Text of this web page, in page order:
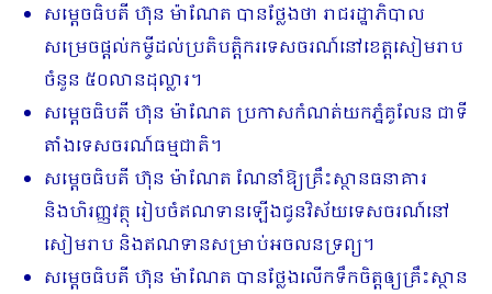
សម្តេចធិបតី ហ៊ុន ម៉ាណែត បានថ្លែងថា រាជរដ្ឋាភិបាល
សម្រេចផ្តល់កម្ចីដល់ប្រតិបត្តិករទេសចរណ៍នៅខេត្តសៀមរាប
ចំនួន ៥០លានដុល្លារ។
សម្តេចធិបតី ហ៊ុន ម៉ាណែត ប្រកាសកំណត់យកភ្នំគូលែន ជាទី
តាំងទេសចរណ៍ធម្មជាតិ។
សម្តេចធិបតី ហ៊ុន ម៉ាណែត ណែនាំឱ្យគ្រឹះស្ថានធនាគារ
និងហិរញ្ញវត្ថុ រៀបចំឥណទានឡើងជូនវិស័យទេសចរណ៍នៅ
សៀមរាប និងឥណទានសម្រាប់អចលនទ្រព្យ។
សម្តេចធិបតី ហ៊ុន ម៉ាណែត​ បានថ្លែងលើកទឹកចិត្តឲ្យគ្រឹះស្ថាន